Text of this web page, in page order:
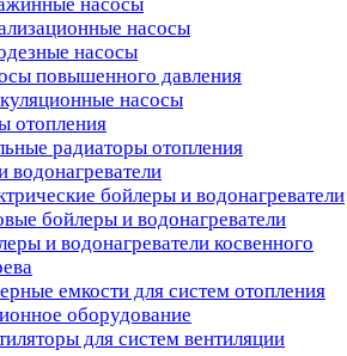
насосы
насосы
повышенного давления
насосы
отопления
радиаторы отопления
водонагреватели
бойлеры и водонагреватели
бойлеры и водонагреватели
и водонагреватели косвенного
емкости для систем отопления
оборудование
для систем вентиляции